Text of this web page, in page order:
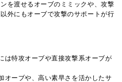
を渡せるオーブのミミックや、攻撃
外にもオーブで攻撃のサポートが行
は特攻オーブや直接攻撃系オーブが
オーブや、高い素早さを活かしたサ